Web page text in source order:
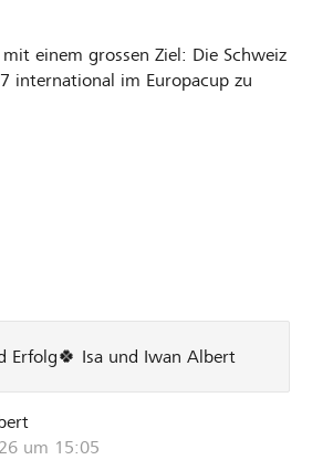
einem grossen Ziel: Die Schweiz
international im Europacup zu
Erfolg🍀 Isa und Iwan Albert
um 15:05